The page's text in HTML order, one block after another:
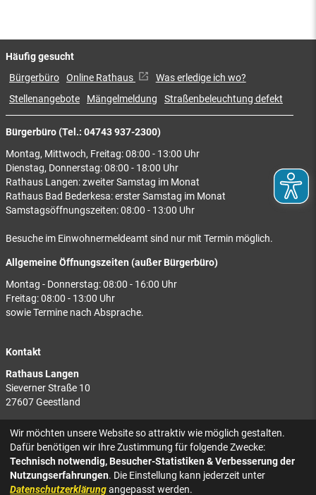
Bürgerbüro (Tel.: 04743 937-2300)
Montag, Mittwoch, Freitag: 08:00 - 13:00 Uhr
Dienstag, Donnerstag: 08:00 - 18:00 Uhr
Rathaus Langen: zweiter Samstag im Monat
Rathaus Bad Bederkesa: erster Samstag im Monat
Samstagsöffnungszeiten: 08:00 - 13:00 Uhr
Besuche im Einwohnermeldeamt sind nur mit Termin möglich.
Allgemeine Öffnungszeiten (außer Bürgerbüro)
Montag - Donnerstag: 08:00 - 16:00 Uhr
Freitag: 08:00 - 13:00 Uhr
sowie Termine nach Absprache.
Kontakt
Rathaus Langen
Sieverner Straße 10
27607 Geestland
Rathaus Bad Bederkesa
Am Markt 8
27624 Geestland
Tel.: 04743 937-2300
Häufig gesucht
Bürgerbüro Online Rathaus
Was erledige ich wo?
Stellenangebote
Mängelmeldung Straßenbeleuchtung defekt
Wir möchten unsere Website so attraktiv wie möglich gestalten.
Dafür benötigen wir Ihre Zustimmung für folgende Zwecke:
Technisch notwendig, Besucher-Statistiken & Verbesserung der
Nutzungserfahrungen. Die Einstellung kann jederzeit unter
Datenschutzerklärungangepasst werden.